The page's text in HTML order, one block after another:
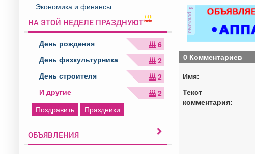
Экономика и финансы
НА ЭТОЙ НЕДЕЛЕ ПРАЗДНУЮТ
День рождения
6
День физкультурника
2
День строителя
2
И другие
2
Поздравить
Праздники
ОБЪЯВЛЕНИЯ
реклама
0 Комментариев
Имя:
Текст
комментария: